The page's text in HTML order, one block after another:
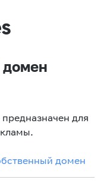
домен
для
домен